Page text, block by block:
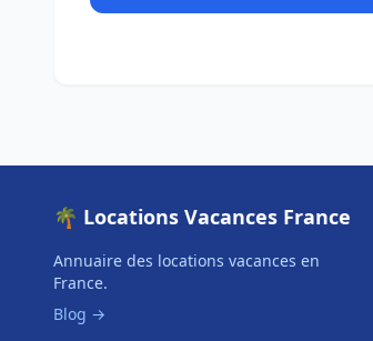
🌴 Locations Vacances France
Annuaire des locations vacances en
France.
Blog →